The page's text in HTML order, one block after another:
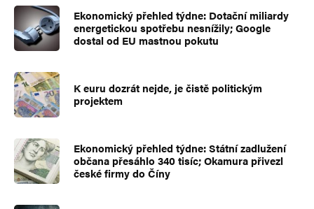
Ekonomický přehled týdne: Dotační miliardy
energetickou spotřebu nesnížily; Google
dostal od EU mastnou pokutu
K euru dozrát nejde, je čistě politickým
projektem
Ekonomický přehled týdne: Státní zadlužení
občana přesáhlo 340 tisíc; Okamura přivezl
české firmy do Číny